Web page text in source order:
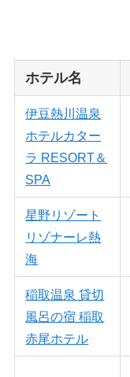
ホテル名
伊豆熱川温泉
ホテルカター
ラ RESORT＆
SPA
星野リゾート
リゾナーレ熱
海
稲取温泉 貸切
風呂の宿 稲取
赤尾ホテル